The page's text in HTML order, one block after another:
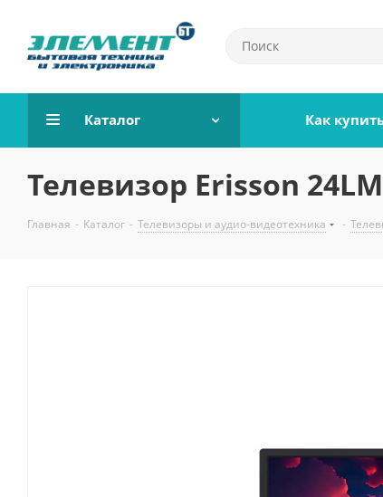
Каталог Как
Телевизор Erisson
Главная - Каталог - Телевизоры и аудио-видеотехника -